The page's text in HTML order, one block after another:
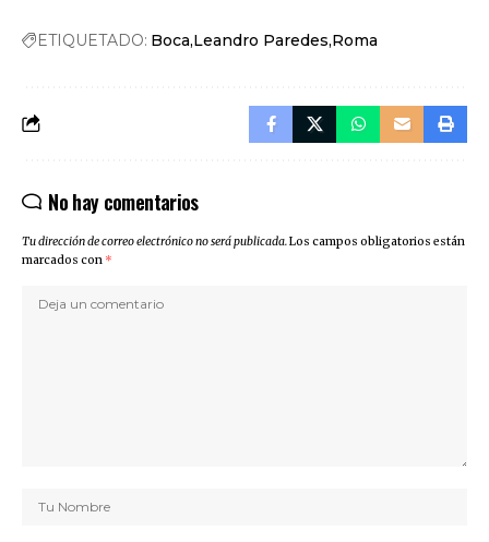
ETIQUETADO: Boca Leandro Paredes Roma
No hay comentarios
Tu dirección de correo electrónico no será publicada.Los campos obligatorios están
marcados con *